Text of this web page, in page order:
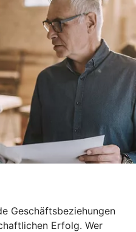
Geschäftsbeziehungen
Erfolg. Wer